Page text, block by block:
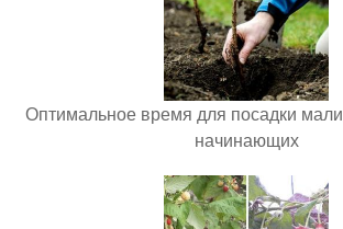
Оптимальное время для посадки
начинающих